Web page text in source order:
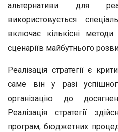
альтернативи для
використовується
включає кількісні
сценаріїв майбутнього
Реалізація стратегії є
саме він у разі
організацію до
Реалізація стратегії
програм, бюджетних